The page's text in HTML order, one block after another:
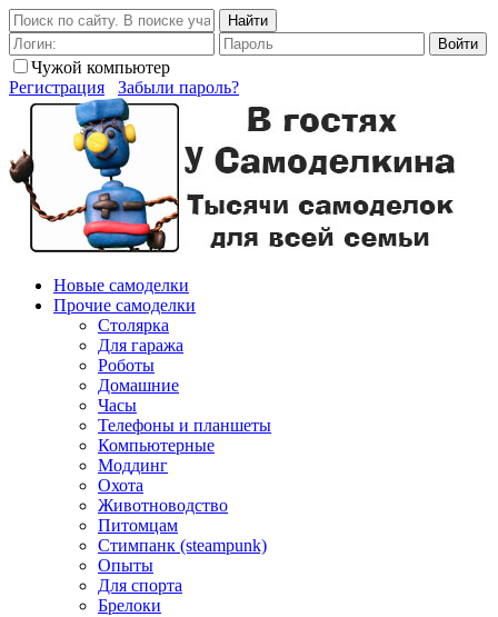
Найти
Войти
Чужой компьютер
Регистрация
Забыли пароль?
Новые самоделки
Прочие самоделки
Столярка
Для гаража
Роботы
Домашние
Часы
Телефоны и планшеты
Компьютерные
Моддинг
Охота
Животноводство
Питомцам
Стимпанк (steampunk)
Опыты
Для спорта
Брелоки